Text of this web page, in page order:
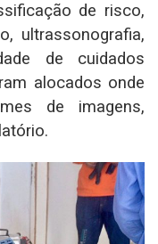
de risco,
ultrassonografia,
de cuidados
alocados onde
de imagens,